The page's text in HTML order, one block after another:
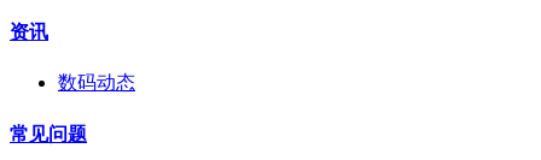
资讯
数码动态
常见问题